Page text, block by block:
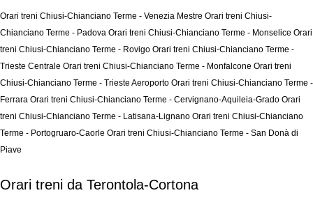
Orari treni Chiusi-Chianciano Terme - Venezia Mestre Orari treni Chiusi-
Chianciano Terme - Padova Orari treni Chiusi-Chianciano Terme - Monselice Orari
treni Chiusi-Chianciano Terme - Rovigo Orari treni Chiusi-Chianciano Terme -
Trieste Centrale Orari treni Chiusi-Chianciano Terme - Monfalcone Orari treni
Chiusi-Chianciano Terme - Trieste Aeroporto Orari treni Chiusi-Chianciano Terme -
Ferrara Orari treni Chiusi-Chianciano Terme - Cervignano-Aquileia-Grado Orari
treni Chiusi-Chianciano Terme - Latisana-Lignano Orari treni Chiusi-Chianciano
Terme - Portogruaro-Caorle Orari treni Chiusi-Chianciano Terme - San Donà di
Piave
Orari treni da Terontola-Cortona